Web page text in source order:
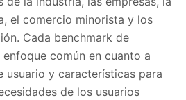
el comercio minorista y los
Cada benchmark de
común en cuanto a
usuario y características para
de los usuarios